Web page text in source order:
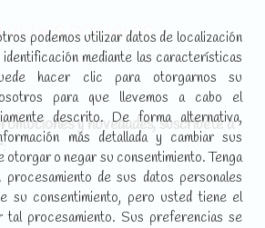
SOCIALES
y novedades, suscríbete a
:
podemos utilizar datos de localización
mediante las características
hacer clic para otorgarnos su
para que llevemos a cabo el
descrito. De forma alternativa,
más detallada y cambiar sus
otorgar o negar su consentimiento. Tenga
de sus datos personales
su consentimiento, pero usted tiene el
tal procesamiento. Sus preferencias se